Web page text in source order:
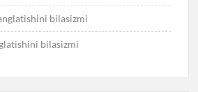
bilasizmi
bilasizmi